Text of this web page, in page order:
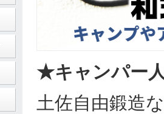
★キャンパー
土佐自由鍛造